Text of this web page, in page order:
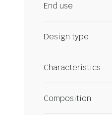
End use
Design type
Characteristics
Composition